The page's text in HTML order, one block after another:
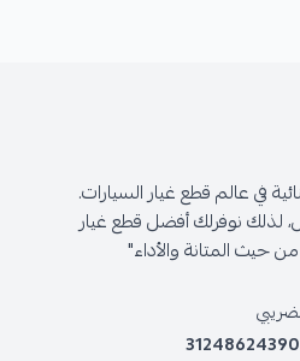
في عالم قطع غيار السيارات.
لذلك نوفرلك أفضل قطع غيار
حيث المتانة والأداء"